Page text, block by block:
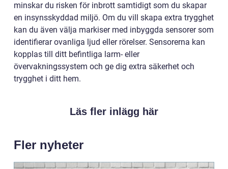
minskar du risken för inbrott samtidigt som du skapar
en insynsskyddad miljö. Om du vill skapa extra trygghet
kan du även välja markiser med inbyggda sensorer som
identifierar ovanliga ljud eller rörelser. Sensorerna kan
kopplas till ditt befintliga larm- eller
övervakningssystem och ge dig extra säkerhet och
trygghet i ditt hem.
Läs fler inlägg här
Fler nyheter